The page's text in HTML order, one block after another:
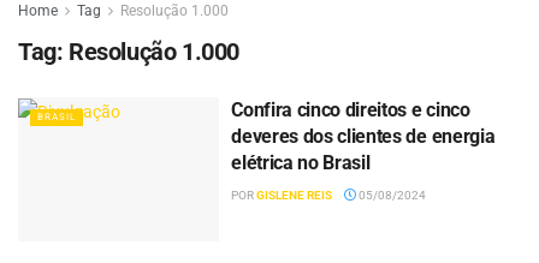
Home Tag Resolução 1.000
Tag: Resolução 1.000
BRASIL
Confira cinco direitos e cinco
deveres dos clientes de energia
elétrica no Brasil
PORGISLENE REIS 05/08/2024